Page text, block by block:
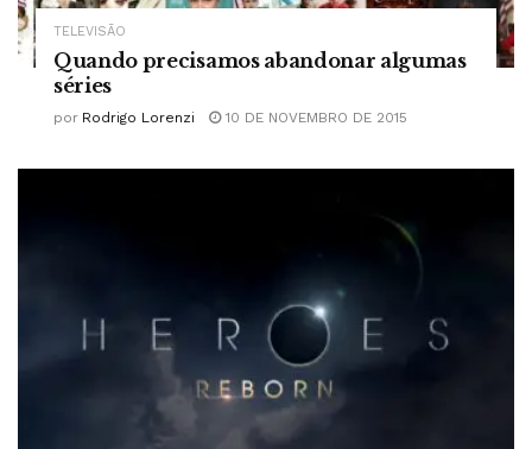
TELEVISÃO
Quando precisamos abandonar algumas
séries
por Rodrigo Lorenzi 10 DE NOVEMBRO DE 2015